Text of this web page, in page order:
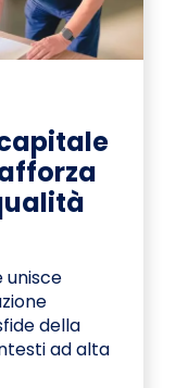
unisce
della
ad alta